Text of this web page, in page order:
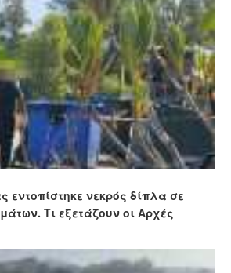
εντοπίστηκε νεκρός δίπλα σε
Τι εξετάζουν οι Αρχές